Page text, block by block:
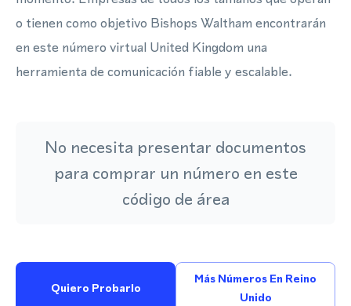
o tienen como objetivo Bishops Waltham encontrarán
en este número virtual United Kingdom una
herramienta de comunicación fiable y escalable.
No necesita presentar documentos
para comprar un número en este
código de área
Quiero Probarlo
Más Números En Reino
Unido